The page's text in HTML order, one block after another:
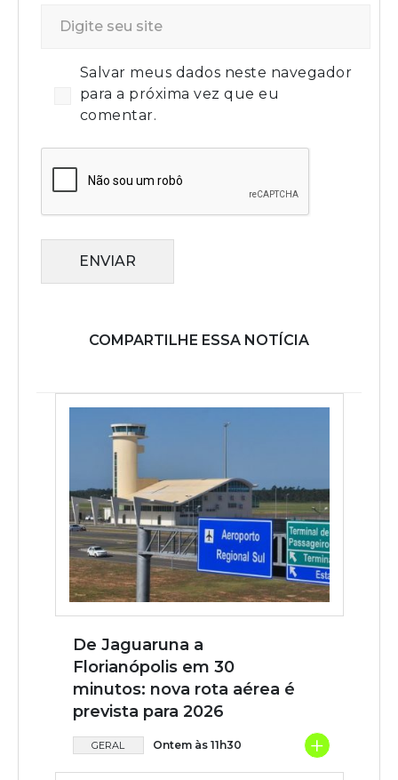
Salvar meus dados neste navegador
para a próxima vez que eu
comentar.
ENVIAR
COMPARTILHE ESSA NOTÍCIA
De Jaguaruna a
Florianópolis em 30
minutos: nova rota aérea é
prevista para 2026
GERAL Ontem às 11h30 +